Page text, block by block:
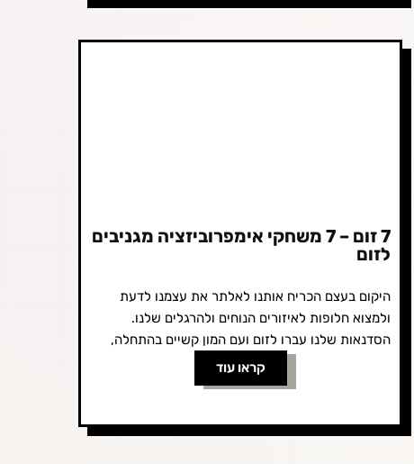
7 זום – 7 משחקי אימפרוביזציה מגניבים
לזום
היקום בעצם הכריח אותנו לאלתר את עצמנו לדעת
ולמצוא חלופות לאיזורים הנוחים ולהרגלים שלנו.
הסדנאות שלנו עברו לזום ועם המון קשיים בהתחלה,
הצלחנו מפעם לפעם למצוא את הדרכים...
קראו עוד